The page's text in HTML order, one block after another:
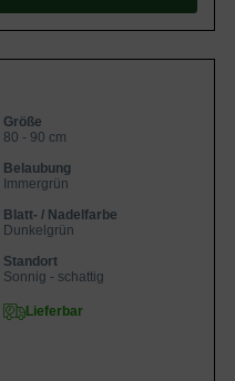
Größe
80 - 90 cm
Belaubung
Immergrün
Blatt- / Nadelfarbe
Dunkelgrün
Standort
Sonnig - schattig
Lieferbar